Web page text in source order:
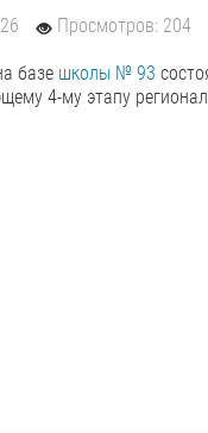
Просмотров: 204
базе школы № 93
4-му этапу